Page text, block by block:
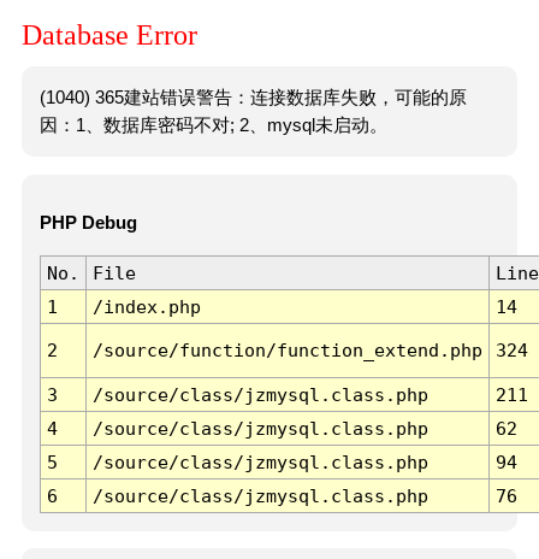
Database Error
(1040) 365建站错误警告：连接数据库失败，可能的原
因：1、数据库密码不对; 2、mysql未启动。
PHP Debug
No. File
Line
1
/index.php 14
2 /source/function/function_extend.php 324
3 /source/class/jzmysql.class.php
211
4
/source/class/jzmysql.class.php
62
5
/source/class/jzmysql.class.php
94
6
/source/class/jzmysql.class.php 76